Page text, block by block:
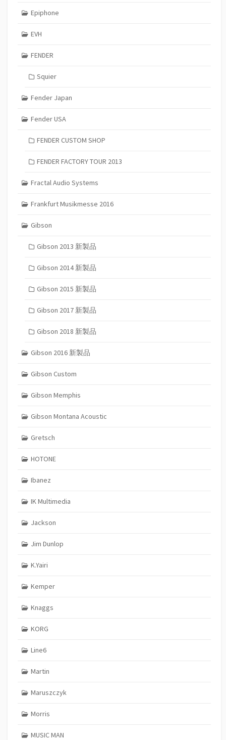
Epiphone
EVH
FENDER
Squier
Fender Japan
Fender USA
FENDER CUSTOM SHOP
FENDER FACTORY TOUR 2013
Fractal Audio Systems
Frankfurt Musikmesse 2016
Gibson
Gibson 2013 新製品
Gibson 2014 新製品
Gibson 2015 新製品
Gibson 2017 新製品
Gibson 2018 新製品
Gibson 2016 新製品
Gibson Custom
Gibson Memphis
Gibson Montana Acoustic
Gretsch
HOTONE
Ibanez
IK Multimedia
Jackson
Jim Dunlop
K.Yairi
Kemper
Knaggs
KORG
Line6
Martin
Maruszczyk
Morris
MUSIC MAN